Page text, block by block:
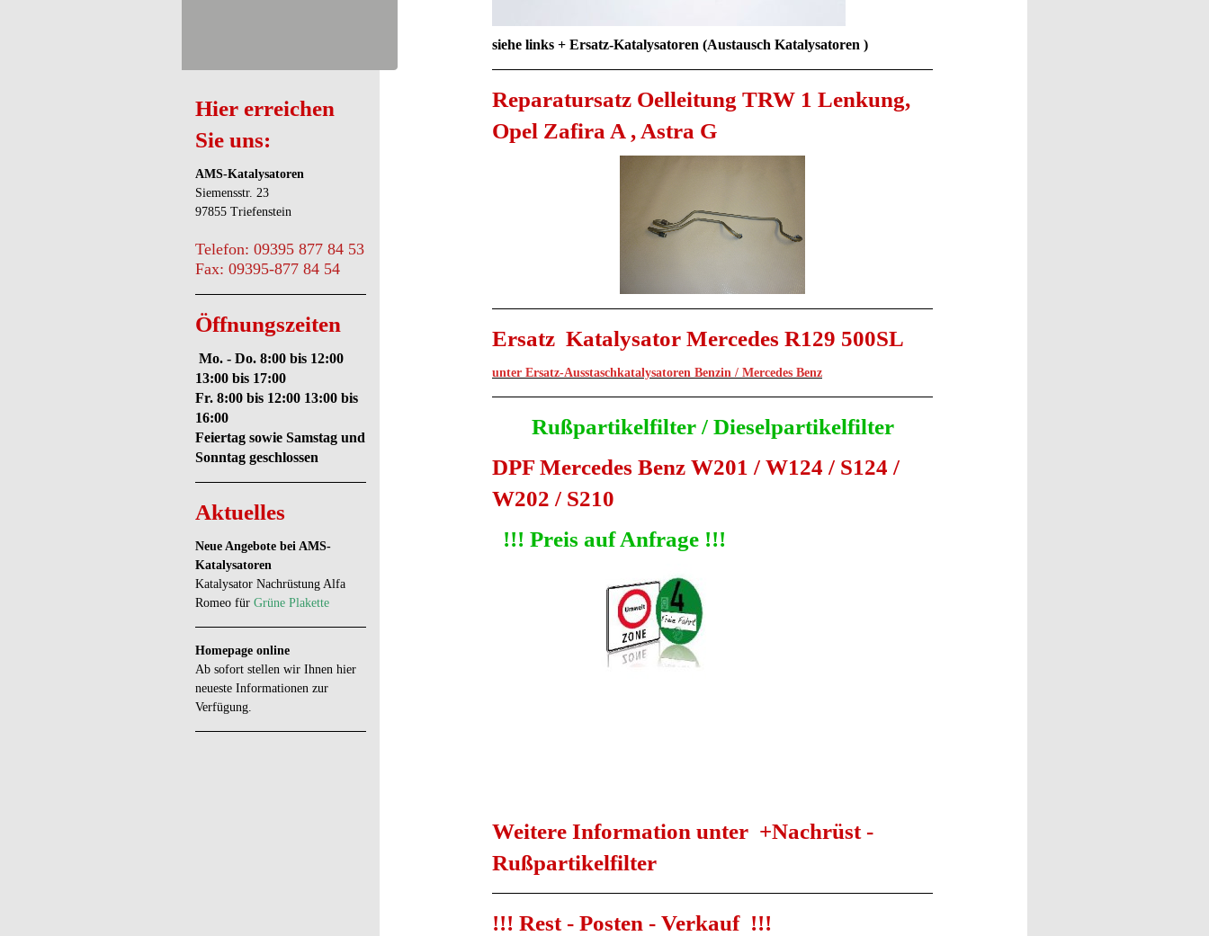
siehe links + Ersatz-Katalysatoren (Austausch Katalysatoren )
Reparatursatz Oelleitung TRW 1 Lenkung,
Opel Zafira A , Astra G
Ersatz Katalysator Mercedes R129 500SL
unter Ersatz-Ausstaschkatalysatoren Benzin / Mercedes Benz
Rußpartikelfilter / Dieselpartikelfilter
DPF Mercedes Benz W201 / W124 / S124 /
W202 / S210
!!! Preis auf Anfrage !!!
Weitere Information unter +Nachrüst -
Rußpartikelfilter
!!! Rest - Posten - Verkauf !!!
Hier erreichen
Sie uns:
AMS-Katalysatoren
Siemensstr. 23
97855 Triefenstein
Telefon: 09395 877 84 53
Fax: 09395-877 84 54
Öffnungszeiten
Mo. - Do. 8:00 bis 12:00
13:00 bis 17:00
Fr. 8:00 bis 12:00 13:00 bis
16:00
Feiertag sowie Samstag und
Sonntag geschlossen
Aktuelles
Neue Angebote bei AMS-
Katalysatoren
Katalysator Nachrüstung Alfa
Romeo für Grüne Plakette
Homepage online
Ab sofort stellen wir Ihnen hier
neueste Informationen zur
Verfügung.